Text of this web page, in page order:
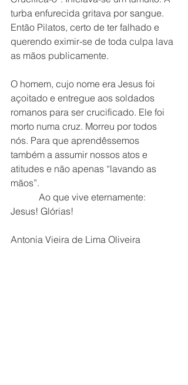
turba enfurecida gritava por sangue.
Então Pilatos, certo de ter falhado e
querendo eximir-se de toda culpa lava
as mãos publicamente.
O homem, cujo nome era Jesus foi
açoitado e entregue aos soldados
romanos para ser crucificado. Ele foi
morto numa cruz. Morreu por todos
nós. Para que aprendêssemos
também a assumir nossos atos e
atitudes e não apenas “lavando as
mãos”.
Jesus! Glórias!
Antonia Vieira de Lima Oliveira